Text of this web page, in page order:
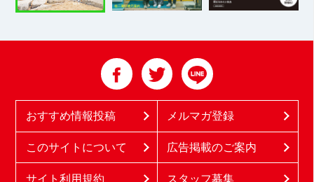
おすすめ情報投稿 メルマガ登録
このサイトについて 広告掲載のご案内
サイト利用規約 スタッフ募集